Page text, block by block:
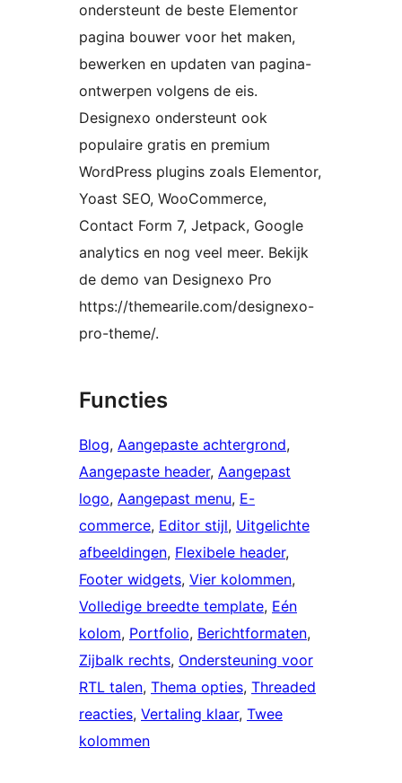
ondersteunt de beste Elementor
pagina bouwer voor het maken,
bewerken en updaten van pagina-
ontwerpen volgens de eis.
Designexo ondersteunt ook
populaire gratis en premium
WordPress plugins zoals Elementor,
Yoast SEO, WooCommerce,
Contact Form 7, Jetpack, Google
analytics en nog veel meer. Bekijk
de demo van Designexo Pro
https://themearile.com/designexo-
pro-theme/.
Functies
Blog, Aangepaste achtergrond
Aangepaste header, Aangepast
logo, Aangepast menu, E-
commerce, Editor stijl, Uitgelichte
afbeeldingen, Flexibele header
Footer widgets, Vier kolommen
Volledige breedte template, Eén
kolom, Portfolio, Berichtformaten
Zijbalk rechts, Ondersteuning voor
RTL talen, Thema opties, Threaded
reacties, Vertaling klaar, Twee
kolommen